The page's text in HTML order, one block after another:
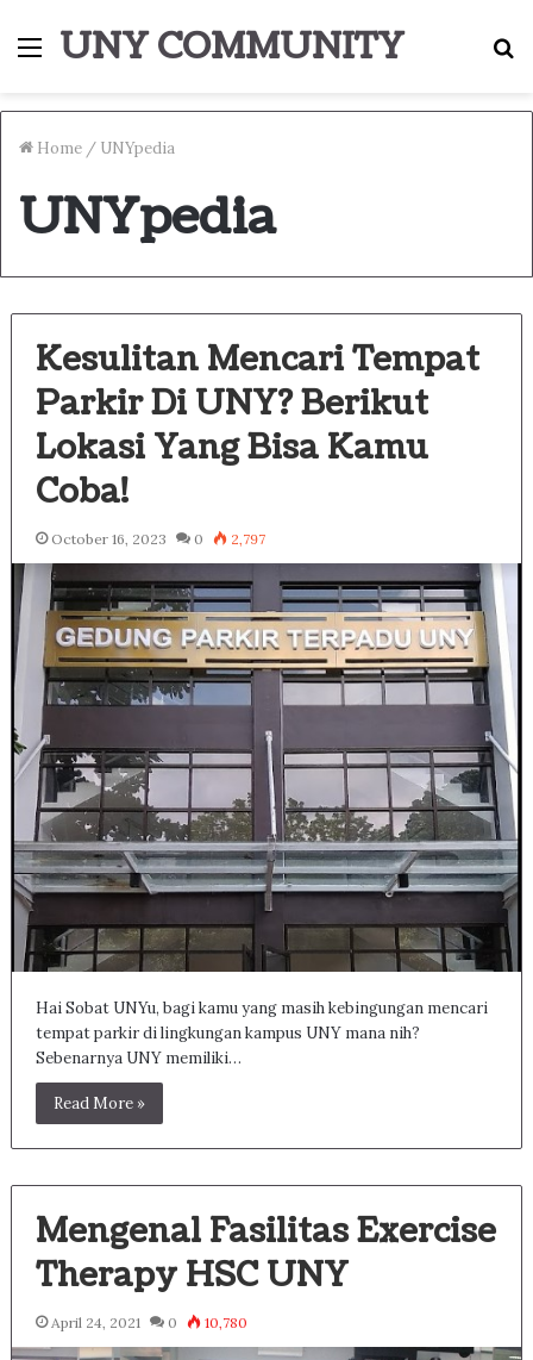
Menu
UNY COMMUNITY
Home / UNYpedia
UNYpedia
Kesulitan Mencari Tempat
Parkir Di UNY? Berikut
Lokasi Yang Bisa Kamu
Coba!
October 16, 2023 0 2,797
Hai Sobat UNYu, bagi kamu yang masih kebingungan mencari
tempat parkir di lingkungan kampus UNY mana nih?
Sebenarnya UNY memiliki…
Read More »
Mengenal Fasilitas Exercise
Therapy HSC UNY
April 24, 2021 0 10,780